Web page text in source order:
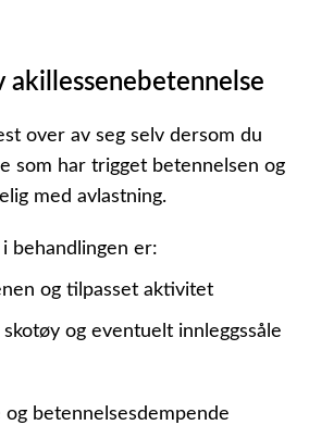
akillessenebetennelse
over av seg selv dersom du
som har trigget betennelsen og
med avlastning.
behandlingen er:
og tilpasset aktivitet
og eventuelt innleggssåle
betennelsesdempende